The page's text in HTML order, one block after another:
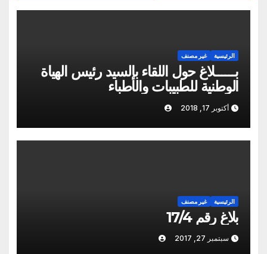
الرئيسية غير مصنف
بــــــلاغ حول اللقاء بالسيد رئيس الهياة
الوطنية للطبيبات والأطباء
أكتوبر 17, 2018
الرئيسية غير مصنف
بلاغ رقم 17/4
سبتمبر 27, 2017